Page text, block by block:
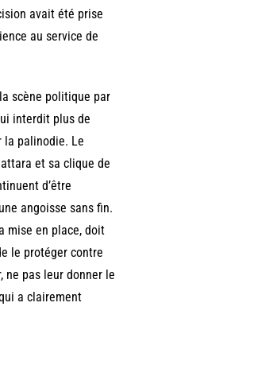
avait été prise
au service de
scène politique par
interdit plus de
la palinodie. Le
et sa clique de
d’être
angoisse sans fin.
mise en place, doit
le protéger contre
ne pas leur donner le
a clairement